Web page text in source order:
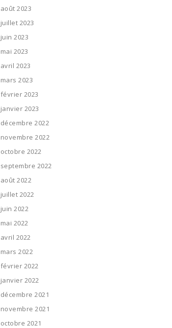
août 2023
juillet 2023
juin 2023
mai 2023
avril 2023
mars 2023
février 2023
janvier 2023
décembre 2022
novembre 2022
octobre 2022
septembre 2022
août 2022
juillet 2022
juin 2022
mai 2022
avril 2022
mars 2022
février 2022
janvier 2022
décembre 2021
novembre 2021
octobre 2021